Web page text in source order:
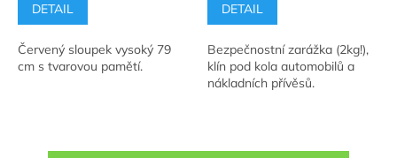
4,5
5
hvězdiček.
DETAIL
Červený sloupek vysoký 79
cm s tvarovou pamětí.
5,0
5
hvězdiček.
DETAIL
Bezpečnostní zarážka (2kg!),
klín pod kola automobilů a
nákladních přívěsů.